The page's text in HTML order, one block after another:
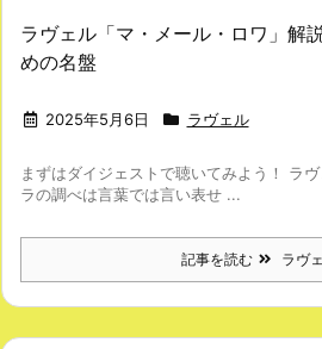
ラヴェル「マ・メール・ロワ」解
めの名盤
2025年5月6日 ラヴェル
まずはダイジェストで聴いてみよう！ ラ
ラの調べは言葉では言い表せ ...
記事を読む ラヴ